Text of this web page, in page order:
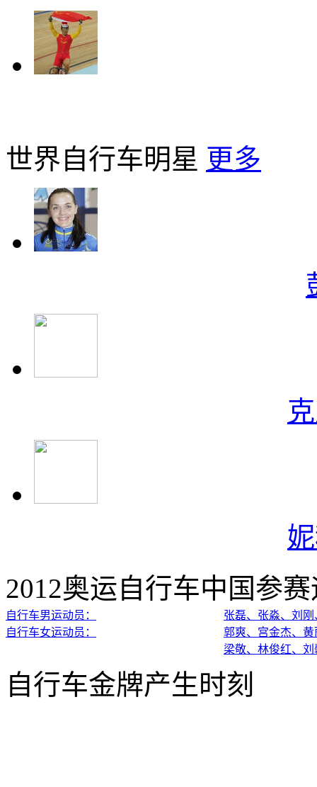
世界自行车明星 更多
2012奥运自行车中国参
自行车男运动员：
张磊、张淼、刘
自行车女运动员：
郭爽、宫金杰、
梁敬、林俊红、
自行车金牌产生时刻